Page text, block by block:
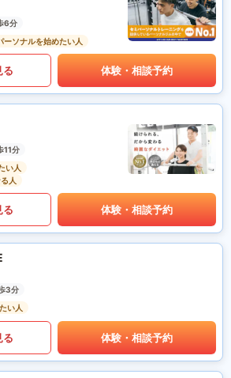
6分
ーソナルを始めたい人
る 体験・相談予約
11分
い人
人
る 体験・相談予約
3分
い人
る 体験・相談予約